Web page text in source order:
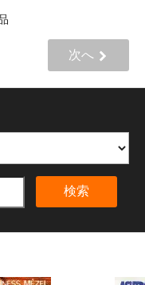
次へ
検索